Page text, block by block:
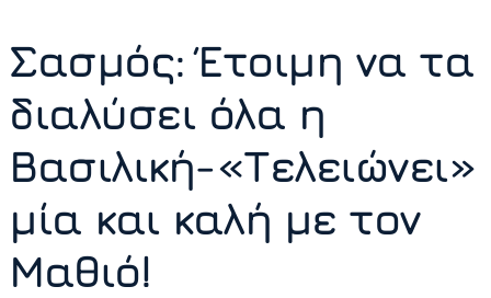
Σασμός: Έτοιμη να τα
διαλύσει όλα η
Βασιλική-«Τελειώνει»
μία και καλή με τον
Μαθιό!